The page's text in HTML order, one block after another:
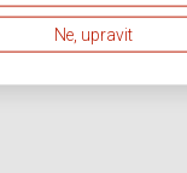
Ne, upravit